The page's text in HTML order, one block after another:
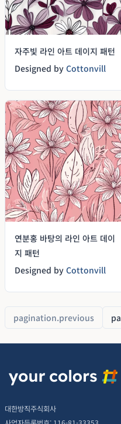
자주빛 라인 아트 데이지 패턴
Designed by Cottonvill
연분홍 바탕의 라인 아트 데이
지 패턴
Designed by Cottonvill
pagination.previous
대한방직주식회사